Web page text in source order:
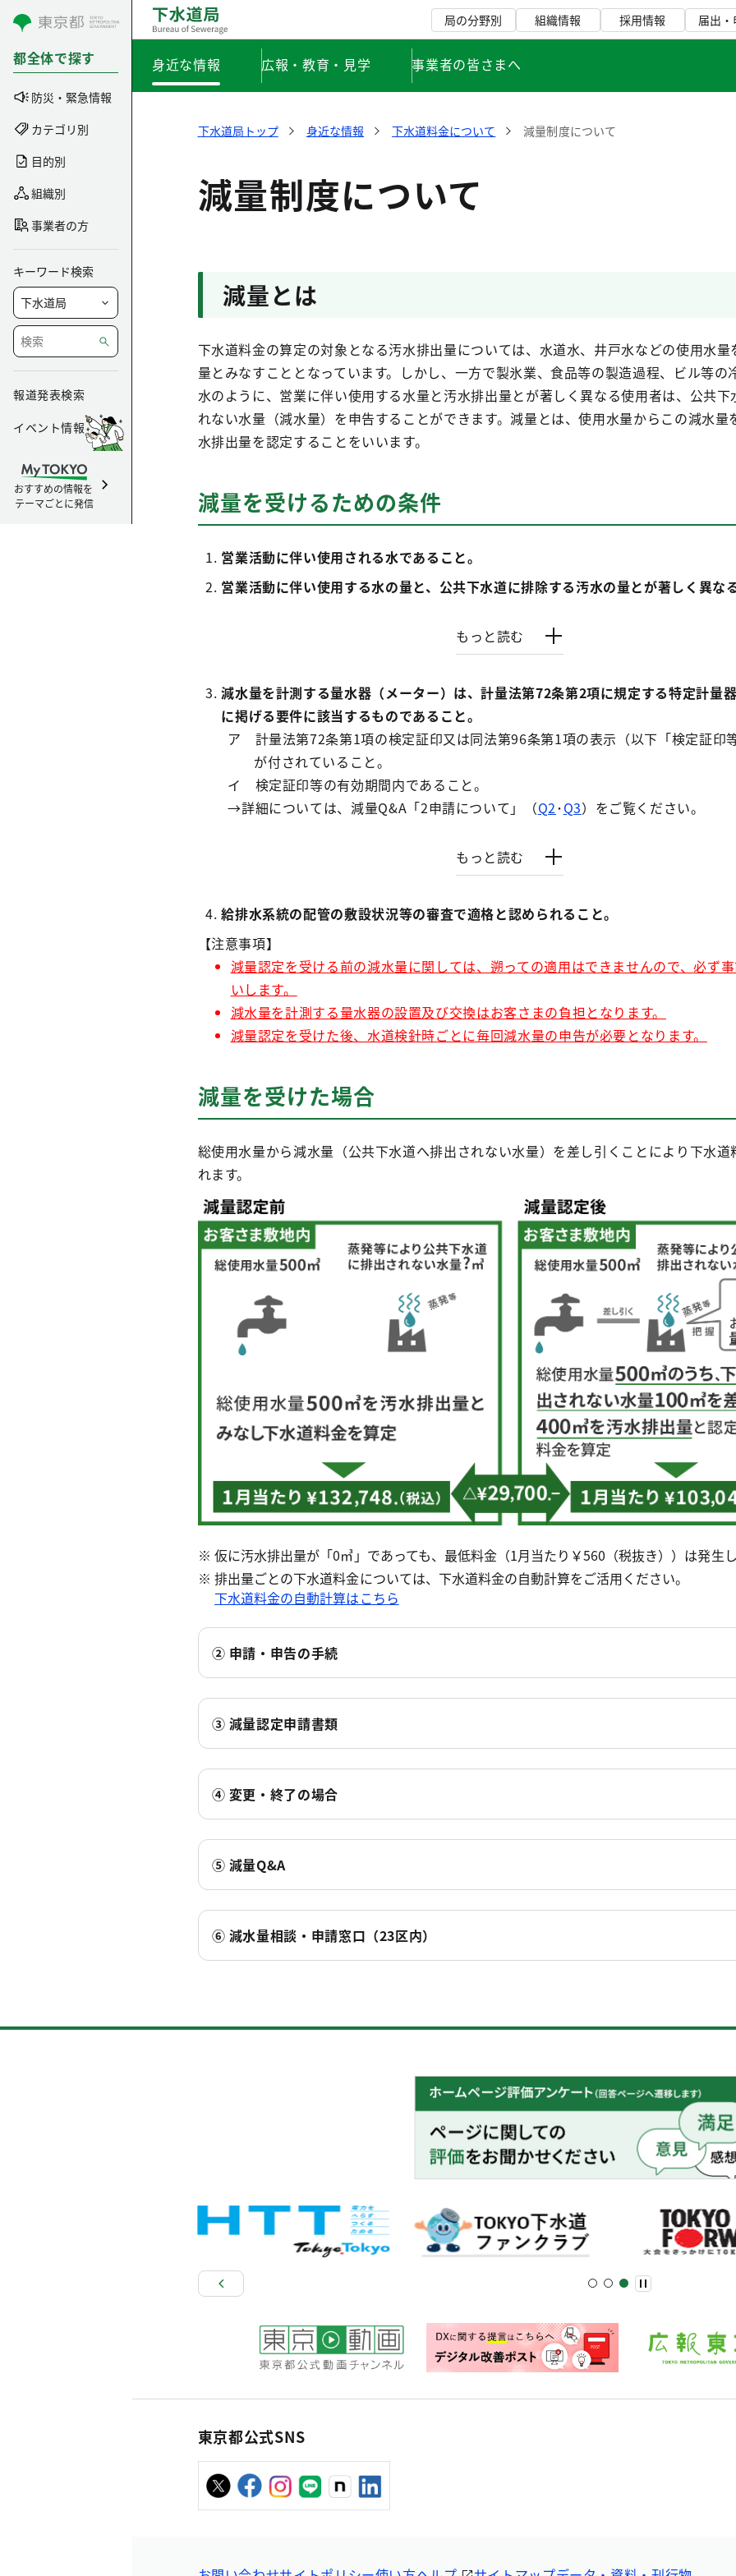
コンテンツにスキップ
都全体で探す
防災・緊急情報
カテゴリ別
目的別
組織別
事業者の方
キーワード検索
報道発表検索
イベント情報
おすすめの情報を
テーマごとに発信
局の分野別 組織情報 採用情報 届出
身近な情報 広報・教育・見学 事業者の皆さまへ
下水道局トップ 身近な情報 下水道料金について 減量制度について
減量制度について
減量とは
下水道料金の算定の対象となる汚水排出量については、水道水、井戸水などの使用水量
量とみなすこととなっています。しかし、一方で製氷業、食品等の製造過程、ビル等の
水のように、営業に伴い使用する水量と汚水排出量とが著しく異なる使用者は、公共下
れない水量（減水量）を申告することができます。減量とは、使用水量からこの減水量
水排出量を認定することをいいます。
減量を受けるための条件
営業活動に伴い使用される水であること。
営業活動に伴い使用する水の量と、公共下水道に排除する汚水の量とが著しく異な
もっと読む
減水量を計測する量水器（メーター）は、計量法第72条第2項に規定する特定計量
に掲げる要件に該当するものであること。
ア 計量法第72条第1項の検定証印又は同法第96条第1項の表示（以下「検定証印
が付されていること。
イ 検定証印等の有効期間内であること。
→詳細については、減量Q&A「2申請について」（Q2･Q3）をご覧ください。
もっと読む
給排水系統の配管の敷設状況等の審査で適格と認められること。
【注意事項】
減量認定を受ける前の減水量に関しては、遡っての適用はできませんので、必ず
いします。
減水量を計測する量水器の設置及び交換はお客さまの負担となります。
減量認定を受けた後、水道検針時ごとに毎回減水量の申告が必要となります。
減量を受けた場合
総使用水量から減水量（公共下水道へ排出されない水量）を差し引くことにより下水道
れます。
仮に汚水排出量が「0㎥」であっても、最低料金（1月当たり￥560（税抜き））は発生
排出量ごとの下水道料金については、下水道料金の自動計算をご活用ください。
下水道料金の自動計算はこちら
② 申請・申告の手続
③ 減量認定申請書類
④ 変更・終了の場合
⑤ 減量Q&A
⑥ 減水量相談・申請窓口（23区内）
東京都公式SNS